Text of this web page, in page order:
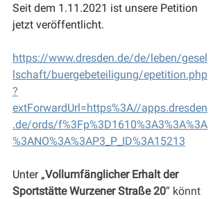
Seit dem 1.11.2021 ist unsere Petition
jetzt veröffentlicht.
https://www.dresden.de/de/leben/gesel
lschaft/buergebeteiligung/epetition.php
?
extForwardUrl=https%3A//apps.dresden
.de/ords/f%3Fp%3D1610%3A3%3A%3A
%3ANO%3A%3AP3_P_ID%3A15213
Unter „Vollumfänglicher Erhalt der
Sportstätte Wurzener Straße 20“ könnt